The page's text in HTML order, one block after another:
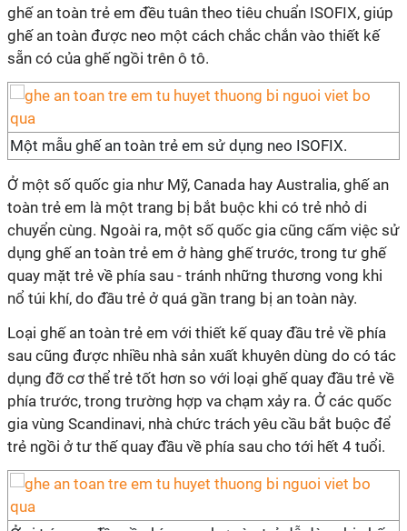
ghế an toàn trẻ em đều tuân theo tiêu chuẩn ISOFIX, giúp
ghế an toàn được neo một cách chắc chắn vào thiết kế
sẵn có của ghế ngồi trên ô tô.
Một mẫu ghế an toàn trẻ em sử dụng neo ISOFIX.
Ở một số quốc gia như Mỹ, Canada hay Australia, ghế an
toàn trẻ em là một trang bị bắt buộc khi có trẻ nhỏ di
chuyển cùng. Ngoài ra, một số quốc gia cũng cấm việc sử
dụng ghế an toàn trẻ em ở hàng ghế trước, trong tư ghế
quay mặt trẻ về phía sau - tránh những thương vong khi
nổ túi khí, do đầu trẻ ở quá gần trang bị an toàn này.
Loại ghế an toàn trẻ em với thiết kế quay đầu trẻ về phía
sau cũng được nhiều nhà sản xuất khuyên dùng do có tác
dụng đỡ cơ thể trẻ tốt hơn so với loại ghế quay đầu trẻ về
phía trước, trong trường hợp va chạm xảy ra. Ở các quốc
gia vùng Scandinavi, nhà chức trách yêu cầu bắt buộc để
trẻ ngồi ở tư thế quay đầu về phía sau cho tới hết 4 tuổi.